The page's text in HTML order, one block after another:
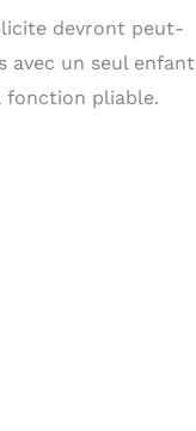
devront peut-
avec un seul enfant
fonction pliable.